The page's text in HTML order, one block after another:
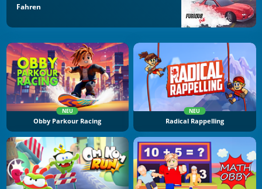
Fahren
NEU
Obby Parkour Racing
NEU
Radical Rappelling